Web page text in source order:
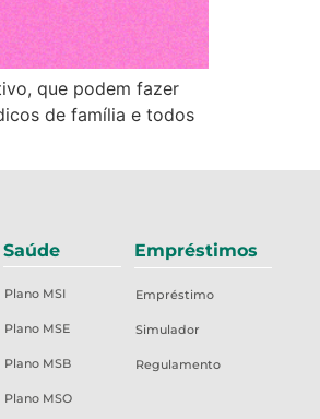
que podem fazer
de família e todos
Saúde
Plano MSI
Plano MSE
Plano MSB
Plano MSO
Empréstimos
Empréstimo
Simulador
Regulamento